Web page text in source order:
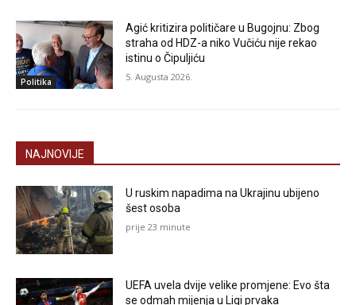
Politika
Agić kritizira političare u Bugojnu: Zbog
straha od HDZ-a niko Vučiću nije rekao
istinu o Čipuljiću
5. Augusta 2026.
NAJNOVIJE
U ruskim napadima na Ukrajinu ubijeno
šest osoba
prije 23 minute
UEFA uvela dvije velike promjene: Evo šta
se odmah mijenja u Ligi prvaka